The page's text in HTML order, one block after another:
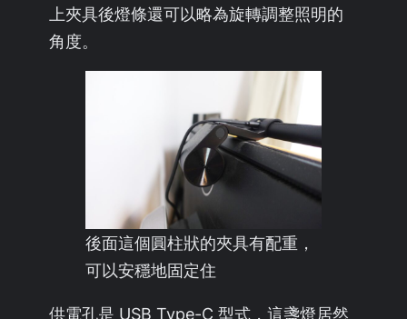
上夾具後燈條還可以略為旋轉調整照明的
角度。
後面這個圓柱狀的夾具有配重，
可以安穩地固定住
供電孔是 USB Type-C 型式，這盞燈居然